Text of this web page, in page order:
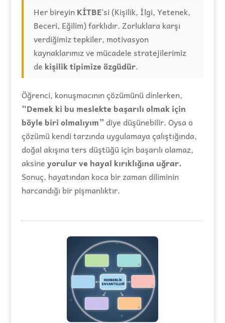
Her bireyinKİTBE‘si (Kişilik, İlgi, Yetenek,
Beceri, Eğilim) farklıdır. Zorluklara karşı
verdiğimiz tepkiler, motivasyon
kaynaklarımız ve mücadele stratejilerimiz
de kişilik tipimize özgüdür.
Öğrenci, konuşmacının çözümünü dinlerken,
“Demek ki bu meslekte başarılı olmak için
böyle biri olmalıyım” diye düşünebilir. Oysa o
çözümü kendi tarzında uygulamaya çalıştığında,
doğal akışına ters düştüğü için başarılı olamaz,
aksineyorulur ve hayal kırıklığına uğrar.
Sonuç, hayatından koca bir zaman diliminin
harcandığı bir pişmanlıktır.